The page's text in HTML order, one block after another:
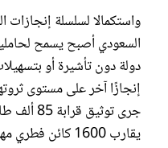
دولة دون تأشيرة أو
إنجازًا آخر على مستوى
جرى
يقارب 1600 كائن فطري مهدد بالانقراض.